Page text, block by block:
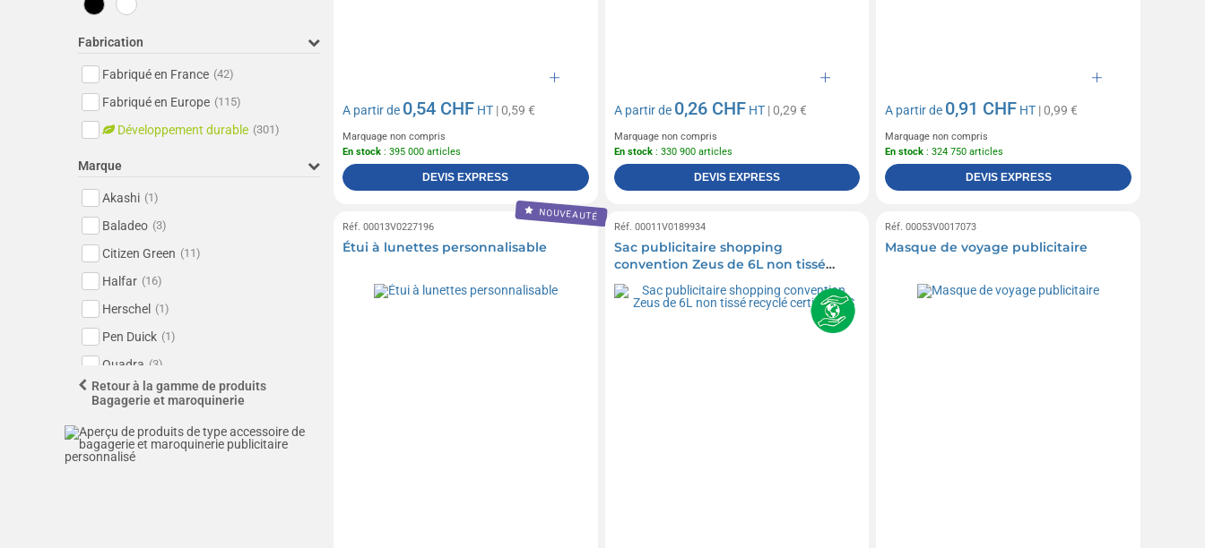
Fabrication
Fabriqué en France (42)
Fabriqué en Europe (115)
Développement durable (301)
Marque
Akashi (1)
Baladeo (3)
Citizen Green (11)
Halfar (16)
Herschel (1)
Pen Duick (1)
Quadra (3)
Sol's (5)
Retour à la gamme de produits
Bagagerie et maroquinerie
A partir de 0,54 CHF HT | 0,59 €
Marquage non compris
En stock : 395 000 articles
DEVIS EXPRESS
A partir de 0,26 CHF HT| 0,29 €
Marquage non compris
En stock: 330 900 articles
DEVIS EXPRESS
A partir de 0,91 CHF HT | 0,99 €
Marquage non compris
En stock : 324 750 articles
DEVIS EXPRESS
NOUVEAUTÉ
Réf. 00013V0227196
Étui à lunettes personnalisable
Réf. 00011V0189934
Sac publicitaire shopping
convention Zeus de 6L non tissé
recyclé certifié GRS
Réf. 00053V0017073
Masque de voyage publicitaire